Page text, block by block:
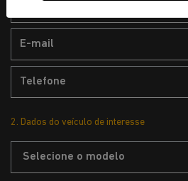
2. Dados do veículo de interesse